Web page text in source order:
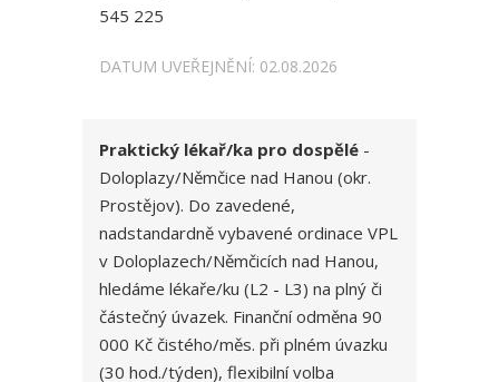
545 225
DATUM UVEŘEJNĚNÍ: 02.08.2026
Praktický lékař/ka pro dospělé -
Doloplazy/Němčice nad Hanou (okr.
Prostějov). Do zavedené,
nadstandardně vybavené ordinace VPL
v Doloplazech/Němčicích nad Hanou,
hledáme lékaře/ku (L2 - L3) na plný či
částečný úvazek. Finanční odměna 90
000 Kč čistého/měs. při plném úvazku
(30 hod./týden), flexibilní volba